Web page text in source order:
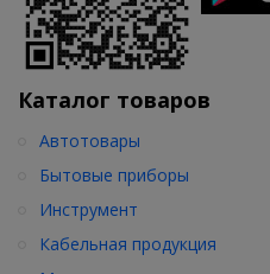
Каталог товаров
Автотовары
Бытовые приборы
Инструмент
Кабельная продукция